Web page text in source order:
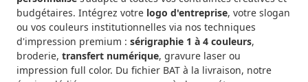
budgétaires. Intégrez votre logo d'entreprise, votre slogan
ou vos couleurs institutionnelles via nos techniques
d'impression premium : sérigraphie 1 à 4 couleurs,
broderie, transfert numérique, gravure laser ou
impression full color. Du fichier BAT à la livraison, notre